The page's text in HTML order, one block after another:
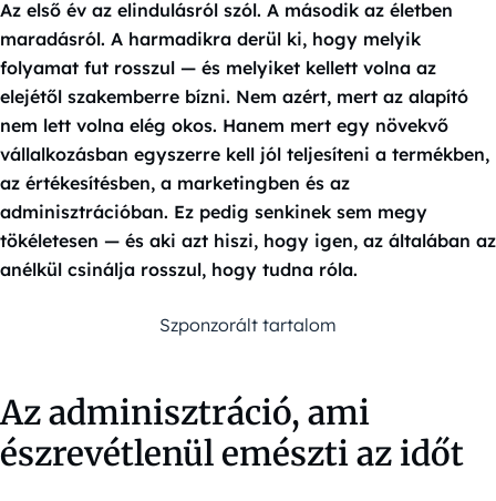
Az első év az elindulásról szól. A második az életben
maradásról. A harmadikra derül ki, hogy melyik
folyamat fut rosszul — és melyiket kellett volna az
elejétől szakemberre bízni. Nem azért, mert az alapító
nem lett volna elég okos. Hanem mert egy növekvő
vállalkozásban egyszerre kell jól teljesíteni a termékben,
az értékesítésben, a marketingben és az
adminisztrációban. Ez pedig senkinek sem megy
tökéletesen — és aki azt hiszi, hogy igen, az általában az
anélkül csinálja rosszul, hogy tudna róla.
Szponzorált tartalom
Az adminisztráció, ami
észrevétlenül emészti az időt